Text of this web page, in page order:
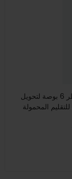
عدة تحويل منشار سلسلة كهربائي محمول بقطر 6 بوصة لتحويل
المحمولة